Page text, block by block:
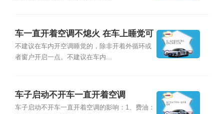
车一直开着空调不熄火 在车上睡觉可
以吗
不建议在车内开空调睡觉的，除非开着外循环或
者窗户开启一点。不建议在车内...
车子启动不开车一直开着空调
车子启动不开车一直开着空调的影响：1、费油：